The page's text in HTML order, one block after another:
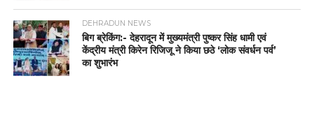
DEHRADUN NEWS
बिग ब्रेकिंग:- देहरादून में मुख्यमंत्री पुष्कर सिंह धामी एवं
केंद्रीय मंत्री किरेन रिजिजू ने किया छठे ‘लोक संवर्धन पर्व’
का शुभारंभ